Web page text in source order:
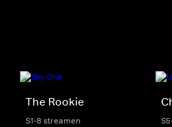
The Rookie
S1-8 streamen